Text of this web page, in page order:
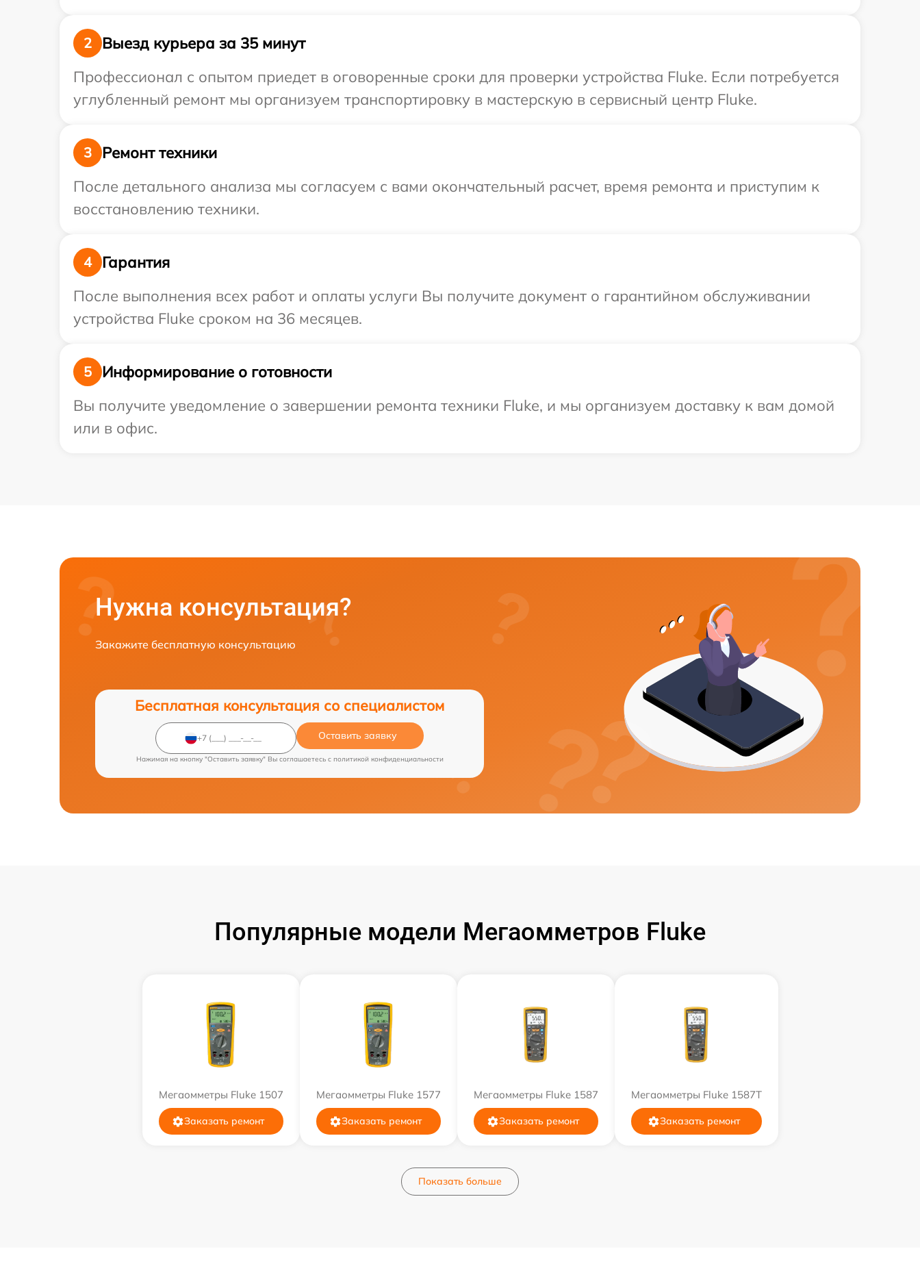
2
Выезд курьера за 35 минут
Профессионал с опытом приедет в оговоренные сроки для проверки устройства Fluke. Если потребуется
углубленный ремонт мы организуем транспортировку в мастерскую в сервисный центр Fluke.
3
Ремонт техники
После детального анализа мы согласуем с вами окончательный расчет, время ремонта и приступим к
восстановлению техники.
4
Гарантия
После выполнения всех работ и оплаты услуги Вы получите документ о гарантийном обслуживании
устройства Fluke сроком на 36 месяцев.
5
Информирование о готовности
Вы получите уведомление о завершении ремонта техники Fluke, и мы организуем доставку к вам домой
или в офис.
Нужна консультация?
Закажите бесплатную консультацию
Бесплатная консультация со специалистом
Оставить заявку
Нажимая на кнопку "Оставить заявку" Вы соглашаетесь c политикой конфиденциальности
Популярные модели Мегаомметров Fluke
Мегаомметры Fluke 1507
Заказать ремонт
Мегаомметры Fluke 1577
Заказать ремонт
Мегаомметры Fluke 1587
Заказать ремонт
Мегаомметры Fluke 1587T
Заказать ремонт
Показать больше